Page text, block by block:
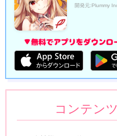
開発元:Plummy
コンテン